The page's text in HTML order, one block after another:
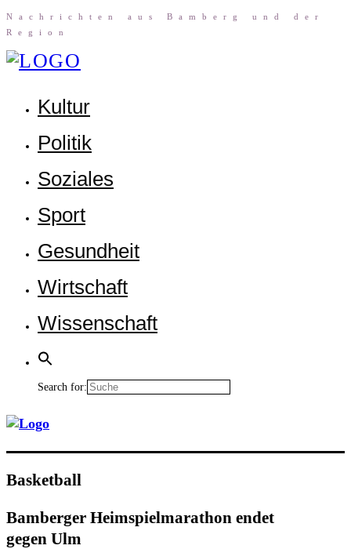
Nach­rich­ten aus Bam­berg und der
Region
Kul­tur
Poli­tik
Sozia­les
Sport
Gesund­heit
Wirt­schaft
Wis­sen­schaft
Search for:
Bas­ket­ball
Bam­ber­ger Heim­spiel­ma­ra­thon endet
gegen Ulm